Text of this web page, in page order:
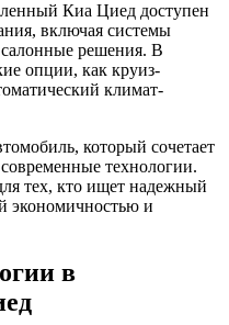
Киа Циед доступен
включая системы
решения. В
опции, как круиз-
климат-
который сочетает
технологии.
тех, кто ищет надежный
экономичностью и
в